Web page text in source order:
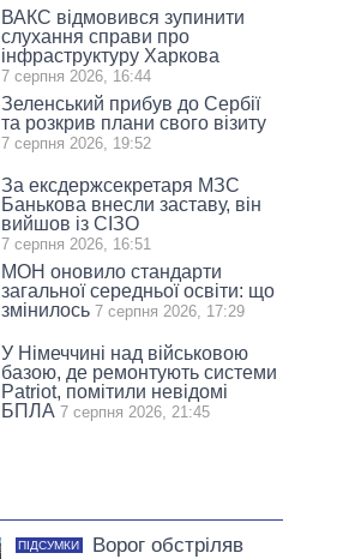
ВАКС відмовився зупинити
слухання справи про
інфраструктуру Харкова
7 серпня 2026, 16:44
Зеленський прибув до Сербії
та розкрив плани свого візиту
7 серпня 2026, 19:52
За ексдержсекретаря МЗС
Банькова внесли заставу, він
вийшов із СІЗО
7 серпня 2026, 16:51
МОН оновило стандарти
загальної середньої освіти: що
змінилось 7 серпня 2026, 17:29
У Німеччині над військовою
базою, де ремонтують системи
Patriot, помітили невідомі
БПЛА 7 серпня 2026, 21:45
ПІДСУМКИ
Ворог обстріляв